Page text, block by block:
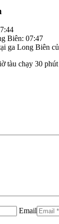
Biên: 07:47
ga Long Biên
tàu chạy 30
Email